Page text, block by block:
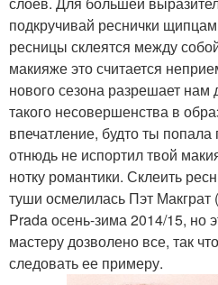
подкручивай реснички
ресницы склеятся между
макияже это считается
нового сезона разрешает нам
такого несовершенства в
впечатление, будто ты
отнюдь не испортил твой
нотку романтики. Склеить
туши осмелилась Пэт Макграт
Prada осень-зима 2014/15, но
мастеру дозволено все, так
следовать ее примеру.